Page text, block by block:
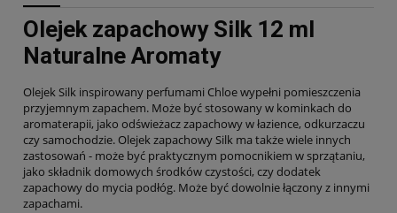
Olejek zapachowy Silk 12 ml
Naturalne Aromaty
Olejek Silk inspirowany perfumami Chloe wypełni pomieszczenia
przyjemnym zapachem. Może być stosowany w kominkach do
aromaterapii, jako odświeżacz zapachowy w łazience, odkurzaczu
czy samochodzie. Olejek zapachowy Silk ma także wiele innych
zastosowań - może być praktycznym pomocnikiem w sprzątaniu,
jako składnik domowych środków czystości, czy dodatek
zapachowy do mycia podłóg. Może być dowolnie łączony z innymi
zapachami.